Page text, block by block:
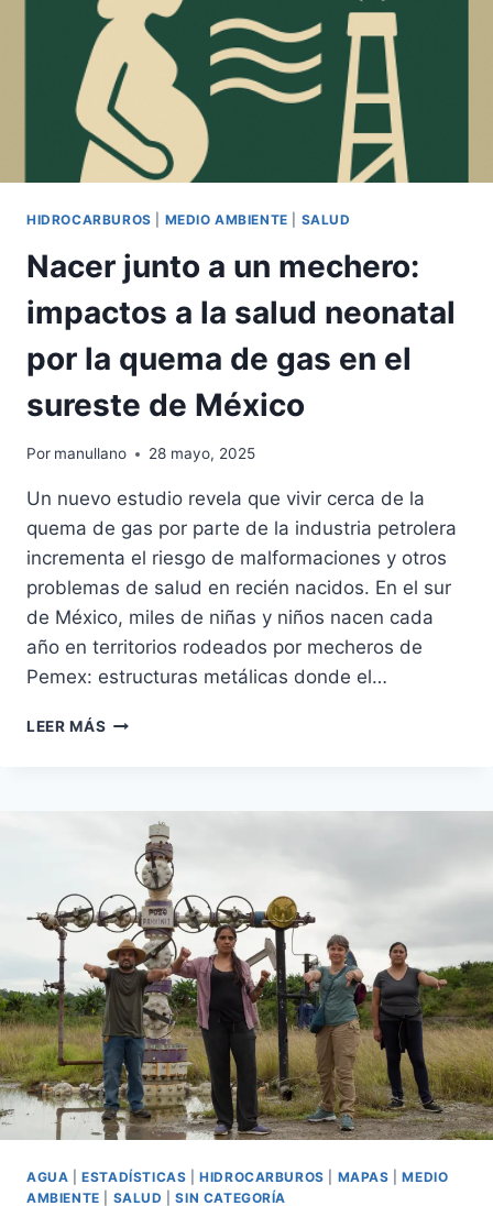
HIDROCARBUROS MEDIO AMBIENTE SALUD
Nacer junto a un mechero:
impactos a la salud neonatal
por la quema de gas en el
sureste de México
Por manullano 28 mayo, 2025
Un nuevo estudio revela que vivir cerca de la
quema de gas por parte de la industria petrolera
incrementa el riesgo de malformaciones y otros
problemas de salud en recién nacidos. En el sur
de México, miles de niñas y niños nacen cada
año en territorios rodeados por mecheros de
Pemex: estructuras metálicas donde el…
LEER MÁS NACER
MECHERO:
IMPACTOS
SALUD
NEONATAL
POR
LA
QUEMA
DE
GAS
EN
EL
SURESTE
DE
AGUA |ESTADÍSTICAS |HIDROCARBUROS MAPAS |MEDIO
AMBIENTE
SALUD |SIN CATEGORÍA